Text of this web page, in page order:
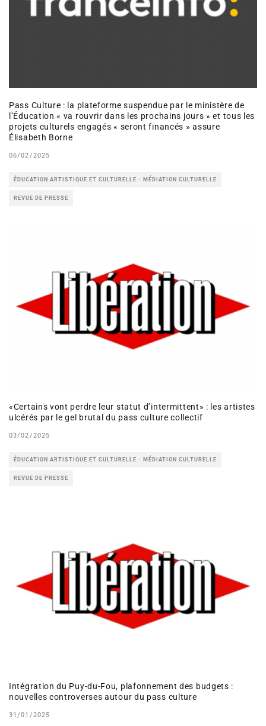
Pass Culture : la plateforme suspendue par le ministère de
l’Éducation « va rouvrir dans les prochains jours » et tous les
projets culturels engagés « seront financés » assure
Élisabeth Borne
06/02/2025
ÉDUCATION ARTISTIQUE ET CULTURELLE - MÉDIATION CULTURELLE
REVUE DE PRESSE
«Certains vont perdre leur statut d’intermittent» : les artistes
ulcérés par le gel brutal du pass culture collectif
03/02/2025
ÉDUCATION ARTISTIQUE ET CULTURELLE - MÉDIATION CULTURELLE
REVUE DE PRESSE
Intégration du Puy-du-Fou, plafonnement des budgets :
nouvelles controverses autour du pass culture
31/01/2025